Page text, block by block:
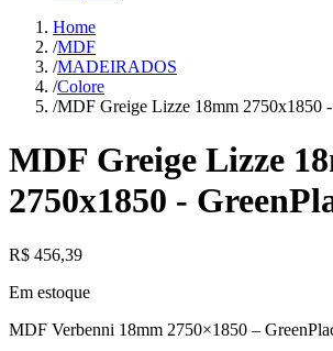
Home
/MDF
/MADEIRADOS
/Colore
/MDF Greige Lizze 18mm 2750x1850
MDF Greige Lizze
2750x1850 -
R$ 456,39
Em estoque
MDF Verbenni 18mm 2750×1850 –